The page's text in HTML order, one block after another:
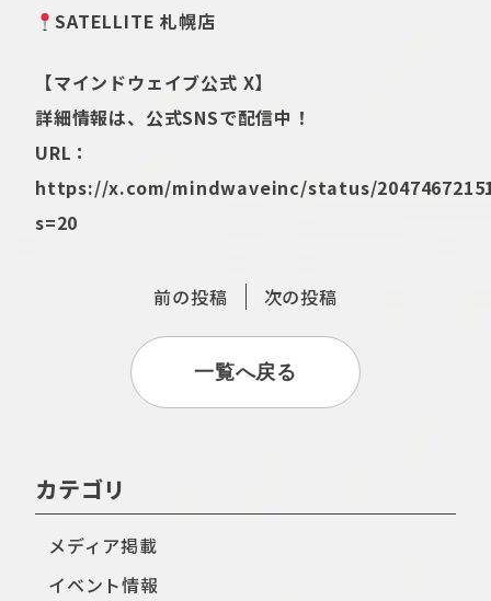
SATELLITE 札幌店
【マインドウェイブ公式 X】
詳細情報は、公式SNSで配信中！
URL：
https://x.com/mindwaveinc/status/
s=20
前の投稿 次の投稿
一覧へ戻る
カテゴリ
メディア掲載
イベント情報